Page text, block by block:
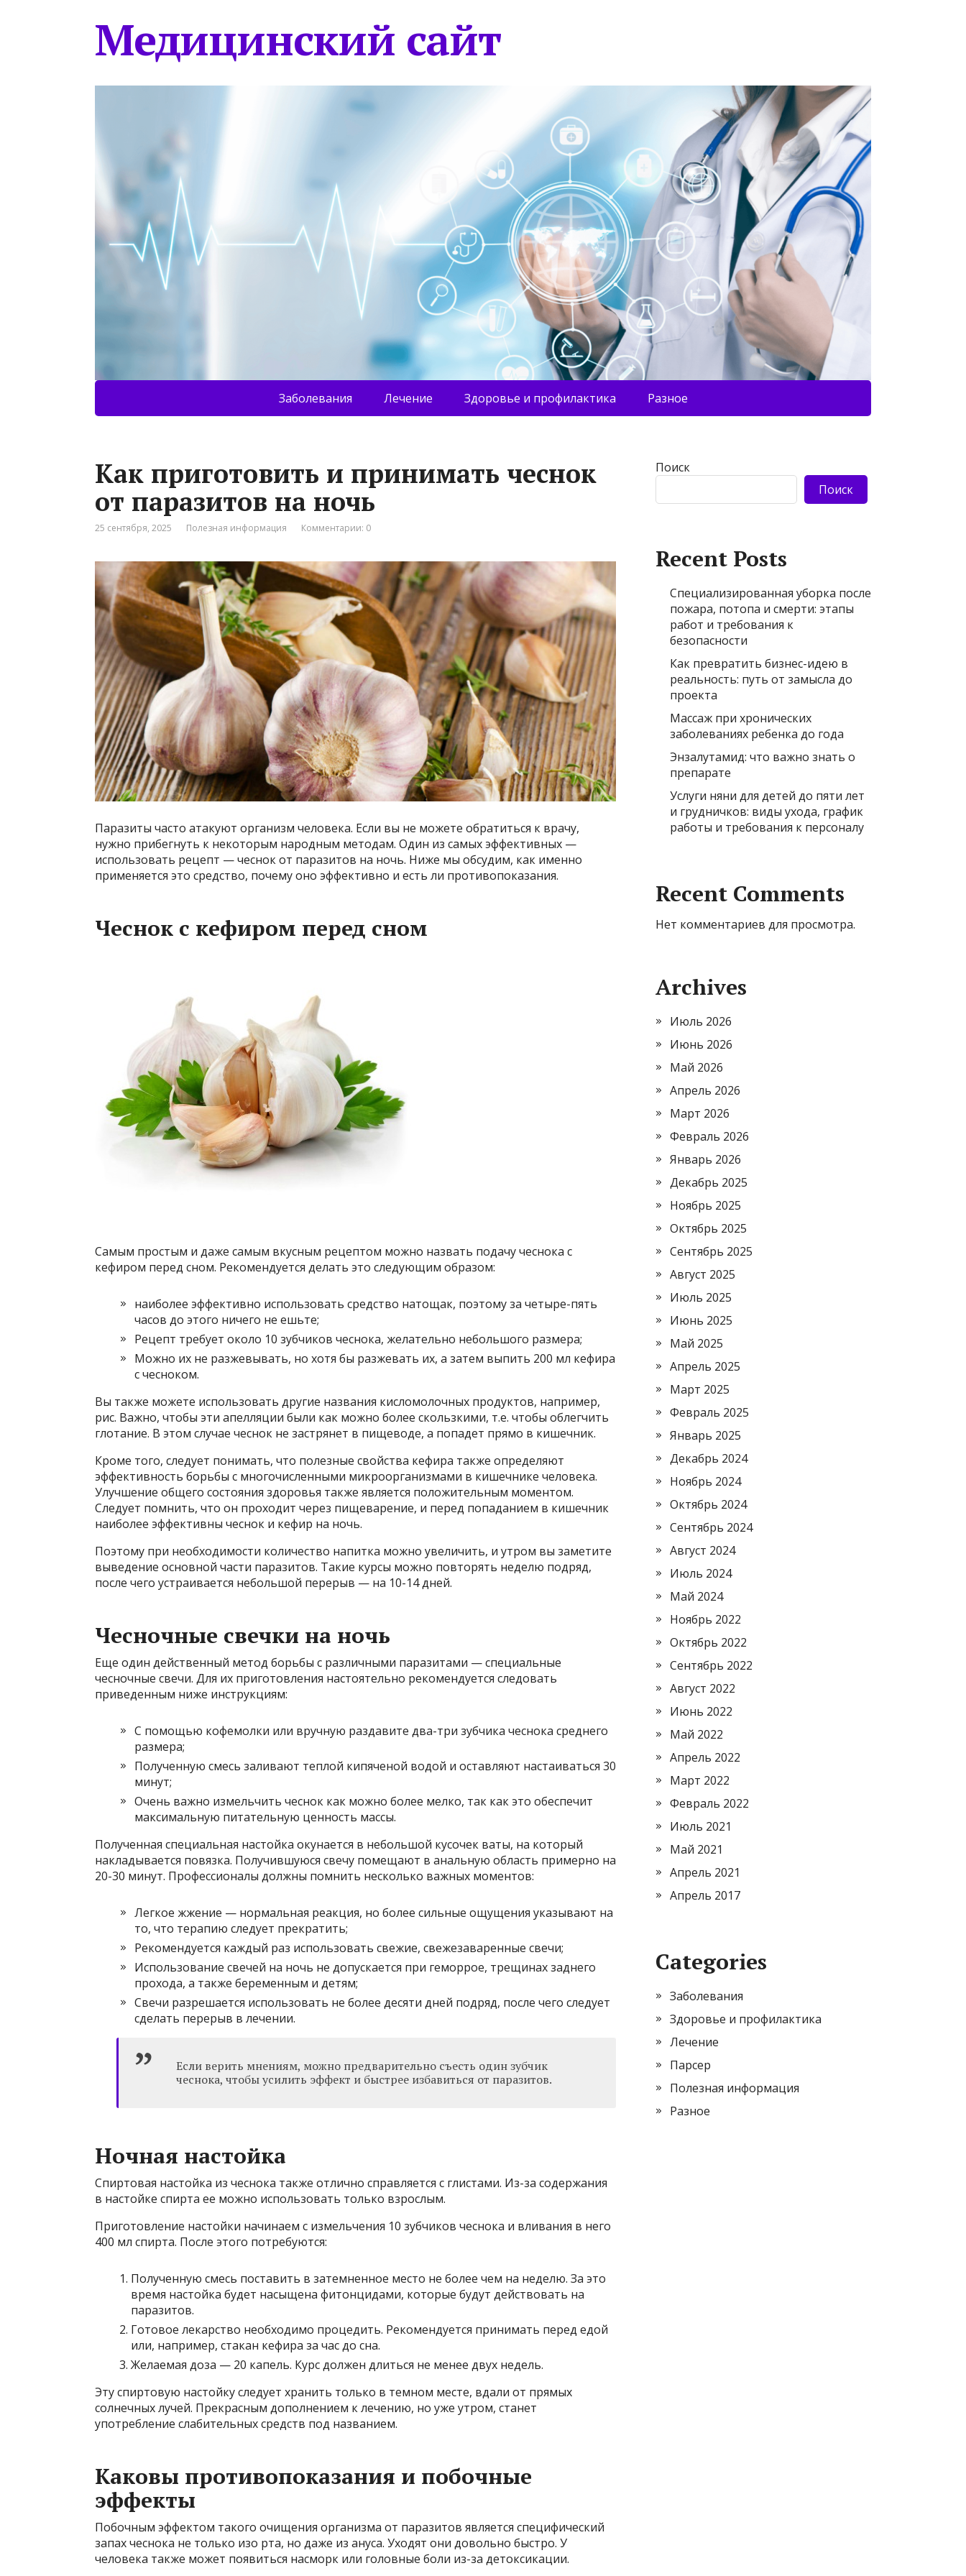
Медицинский сайт
Заболевания Лечение Здоровье и профилактика Разное
Как приготовить и принимать чеснок
от паразитов на ночь
25 сентября, 2025 Полезная информация Комментарии: 0
Паразиты часто атакуют организм человека. Если вы не можете обратиться к врачу,
нужно прибегнуть к некоторым народным методам. Один из самых эффективных —
использовать рецепт — чеснок от паразитов на ночь. Ниже мы обсудим, как именно
применяется это средство, почему оно эффективно и есть ли противопоказания.
Чеснок с кефиром перед сном
Самым простым и даже самым вкусным рецептом можно назвать подачу чеснока с
кефиром перед сном. Рекомендуется делать это следующим образом:
наиболее эффективно использовать средство натощак, поэтому за четыре-пять
часов до этого ничего не ешьте;
Рецепт требует около 10 зубчиков чеснока, желательно небольшого размера;
Можно их не разжевывать, но хотя бы разжевать их, а затем выпить 200 мл кефира
с чесноком.
Вы также можете использовать другие названия кисломолочных продуктов, например,
рис. Важно, чтобы эти апелляции были как можно более скользкими, т.е. чтобы облегчить
глотание. В этом случае чеснок не застрянет в пищеводе, а попадет прямо в кишечник.
Кроме того, следует понимать, что полезные свойства кефира также определяют
эффективность борьбы с многочисленными микроорганизмами в кишечнике человека.
Улучшение общего состояния здоровья также является положительным моментом.
Следует помнить, что он проходит через пищеварение, и перед попаданием в кишечник
наиболее эффективны чеснок и кефир на ночь.
Поэтому при необходимости количество напитка можно увеличить, и утром вы заметите
выведение основной части паразитов. Такие курсы можно повторять неделю подряд,
после чего устраивается небольшой перерыв — на 10-14 дней.
Чесночные свечки на ночь
Еще один действенный метод борьбы с различными паразитами — специальные
чесночные свечи. Для их приготовления настоятельно рекомендуется следовать
приведенным ниже инструкциям:
С помощью кофемолки или вручную раздавите два-три зубчика чеснока среднего
размера;
Полученную смесь заливают теплой кипяченой водой и оставляют настаиваться 30
минут;
Очень важно измельчить чеснок как можно более мелко, так как это обеспечит
максимальную питательную ценность массы.
Полученная специальная настойка окунается в небольшой кусочек ваты, на который
накладывается повязка. Получившуюся свечу помещают в анальную область примерно на
20-30 минут. Профессионалы должны помнить несколько важных моментов:
Легкое жжение — нормальная реакция, но более сильные ощущения указывают на
то, что терапию следует прекратить;
Рекомендуется каждый раз использовать свежие, свежезаваренные свечи;
Использование свечей на ночь не допускается при геморрое, трещинах заднего
прохода, а также беременным и детям;
Свечи разрешается использовать не более десяти дней подряд, после чего следует
сделать перерыв в лечении.
Если верить мнениям, можно предварительно съесть один зубчик
чеснока, чтобы усилить эффект и быстрее избавиться от паразитов.
Ночная настойка
Спиртовая настойка из чеснока также отлично справляется с глистами. Из-за содержания
в настойке спирта ее можно использовать только взрослым.
Приготовление настойки начинаем с измельчения 10 зубчиков чеснока и вливания в него
400 мл спирта. После этого потребуются:
Полученную смесь поставить в затемненное место не более чем на неделю. За это
время настойка будет насыщена фитонцидами, которые будут действовать на
паразитов.
Готовое лекарство необходимо процедить. Рекомендуется принимать перед едой
или, например, стакан кефира за час до сна.
Желаемая доза — 20 капель. Курс должен длиться не менее двух недель.
Эту спиртовую настойку следует хранить только в темном месте, вдали от прямых
солнечных лучей. Прекрасным дополнением к лечению, но уже утром, станет
употребление слабительных средств под названием.
Каковы противопоказания и побочные
эффекты
Побочным эффектом такого очищения организма от паразитов является специфический
запах чеснока не только изо рта, но даже из ануса. Уходят они довольно быстро. У
человека также может появиться насморк или головные боли из-за детоксикации.
Поиск
Поиск
Recent Posts
Специализированная уборка после
пожара, потопа и смерти: этапы
работ и требования к
безопасности
Как превратить бизнес-идею в
реальность: путь от замысла до
проекта
Массаж при хронических
заболеваниях ребенка до года
Энзалутамид: что важно знать о
препарате
Услуги няни для детей до пяти лет
и грудничков: виды ухода, график
работы и требования к персоналу
Recent Comments
Нет комментариев для просмотра.
Archives
Июль 2026
Июнь 2026
Май 2026
Апрель 2026
Март 2026
Февраль 2026
Январь 2026
Декабрь 2025
Ноябрь 2025
Октябрь 2025
Сентябрь 2025
Август 2025
Июль 2025
Июнь 2025
Май 2025
Апрель 2025
Март 2025
Февраль 2025
Январь 2025
Декабрь 2024
Ноябрь 2024
Октябрь 2024
Сентябрь 2024
Август 2024
Июль 2024
Май 2024
Ноябрь 2022
Октябрь 2022
Сентябрь 2022
Август 2022
Июнь 2022
Май 2022
Апрель 2022
Март 2022
Февраль 2022
Июль 2021
Май 2021
Апрель 2021
Апрель 2017
Categories
Заболевания
Здоровье и профилактика
Лечение
Парсер
Полезная информация
Разное